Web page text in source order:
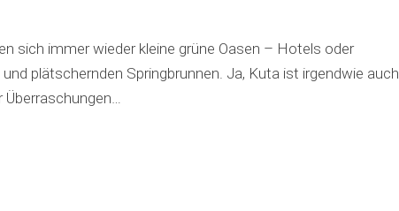
sich immer wieder kleine grüne Oasen – Hotels oder
plätschernden Springbrunnen. Ja, Kuta ist irgendwie auch
Überraschungen…